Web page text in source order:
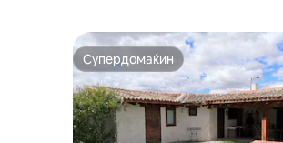
Супердомаќин
Супердомаќин